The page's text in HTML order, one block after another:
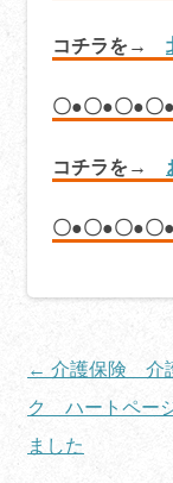
コチラを→
〇●〇●〇●〇
コチラを→
〇●〇●〇●〇
投
稿
ナ
← 介護保険 介
ク ハートペー
ました